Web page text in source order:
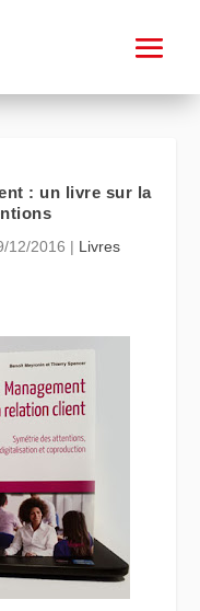
: un livre sur la
12/2016 | Livres